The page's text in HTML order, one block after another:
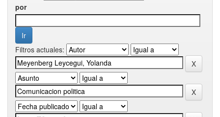
por
Filtros actuales: